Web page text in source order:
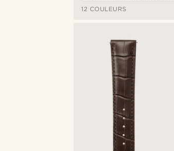
12 COULEURS